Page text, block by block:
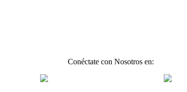
Conéctate con Nosotros en: